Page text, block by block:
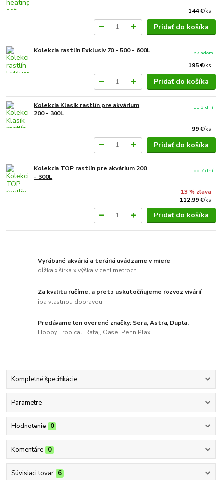
144 €/ks
Pridať do košíka
Kolekcia rastlín Exklusiv 70 - 500 - 600L
195 €/ks
skladom
Pridať do košíka
Kolekcia Klasik rastlín pre akvárium
200 - 300L
99 €/ks
do 3 dní
Pridať do košíka
Kolekcia TOP rastlín pre akvárium 200
- 300L
13 % zľava
112,99 €/ks
do 7 dní
Pridať do košíka
Vyrábané akváriá a teráriá uvádzame v miere
dĺžka x šírka x výška v centimetroch.
Za kvalitu ručíme, a preto uskutočňujeme rozvoz vivárií
iba vlastnou dopravou.
Predávame len overené značky: Sera, Astra, Dupla,
Hobby, Tropical, Rataj, Oase, Penn Plax...
Kompletné špecifikácie
Parametre
Hodnotenie 0
Komentáre 0
Súvisiaci tovar 6